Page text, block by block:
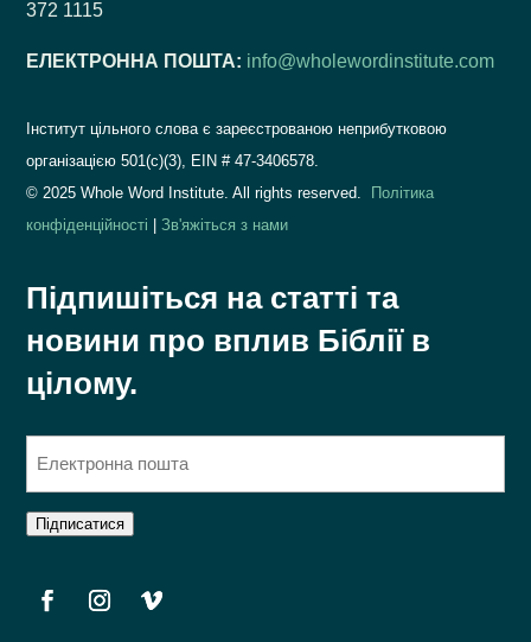
372 1115
ЕЛЕКТРОННА ПОШТА: info@wholewordinstitute.com
Інститут цільного слова є зареєстрованою неприбутковою
організацією 501(c)(3), EIN #47-3406578.
© 2025 Whole Word Institute. All rights reserved.
Політика
конфіденційності |Зв'яжіться з нами
Підпишіться на статті та
новини про вплив Біблії в
цілому.
кПідписатися